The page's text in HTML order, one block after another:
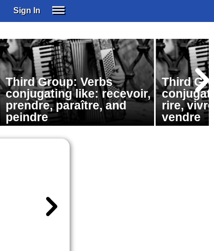
Sign In
SUBSCRIBE
EDUCATIONAL LICENSES
GIFT CARDS
OTHER LANGUAGES
ABOUT US
ALEXA
Third Group: Verbs
conjugating like: recevoir,
prendre, paraître, and
peindre
Third
rire,
vendre